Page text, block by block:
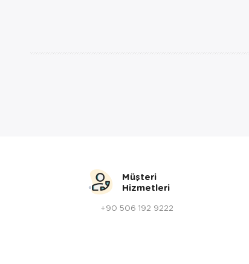
Müşteri
Hizmetleri
+90 506 192 9222